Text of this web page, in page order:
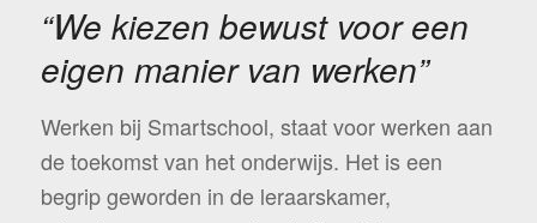
“We kiezen bewust voor een
eigen manier van werken”
Werken bij Smartschool, staat voor werken aan
de toekomst van het onderwijs. Het is een
begrip geworden in de leraarskamer,